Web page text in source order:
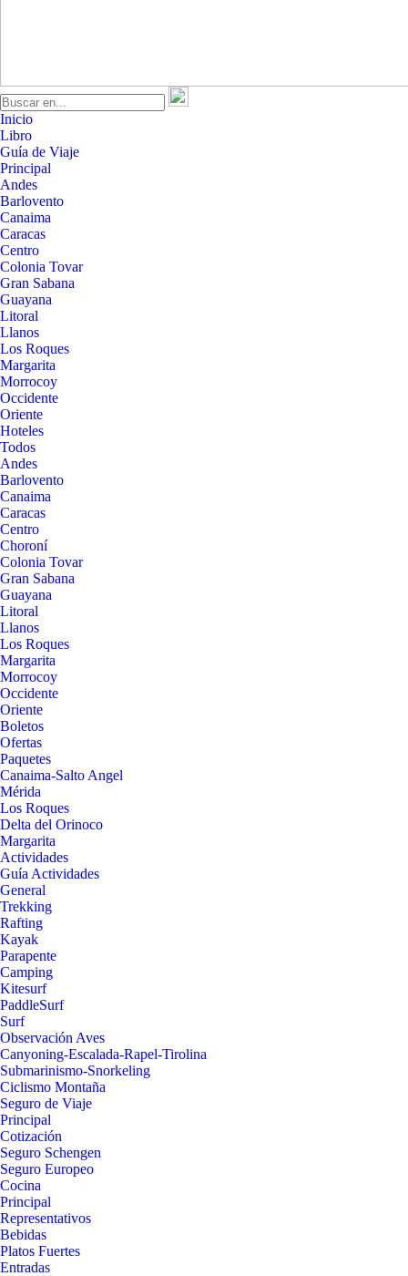
Inicio
Libro
Guía de Viaje
Principal
Andes
Barlovento
Canaima
Caracas
Centro
Colonia Tovar
Gran Sabana
Guayana
Litoral
Llanos
Los Roques
Margarita
Morrocoy
Occidente
Oriente
Hoteles
Todos
Andes
Barlovento
Canaima
Caracas
Centro
Choroní
Colonia Tovar
Gran Sabana
Guayana
Litoral
Llanos
Los Roques
Margarita
Morrocoy
Occidente
Oriente
Boletos
Ofertas
Paquetes
Canaima-Salto Angel
Mérida
Los Roques
Delta del Orinoco
Margarita
Actividades
Guía Actividades
General
Trekking
Rafting
Kayak
Parapente
Camping
Kitesurf
PaddleSurf
Surf
Observación Aves
Canyoning-Escalada-Rapel-Tirolina
Submarinismo-Snorkeling
Ciclismo Montaña
Seguro de Viaje
Principal
Cotización
Seguro Schengen
Seguro Europeo
Cocina
Principal
Representativos
Bebidas
Platos Fuertes
Entradas